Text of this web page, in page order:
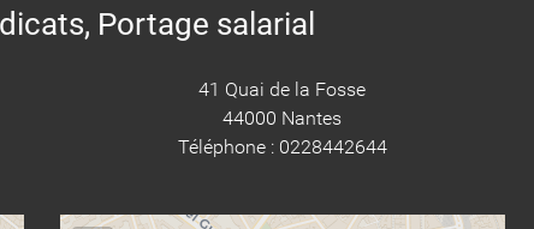
Portage salarial
41 Quai de la Fosse
44000 Nantes
Téléphone : 0228442644